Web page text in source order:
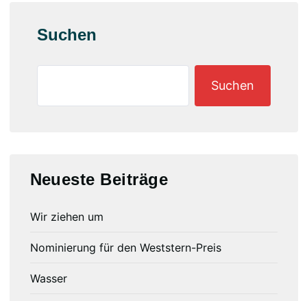
Suchen
Suchen
Neueste Beiträge
Wir ziehen um
Nominierung für den Weststern-Preis
Wasser